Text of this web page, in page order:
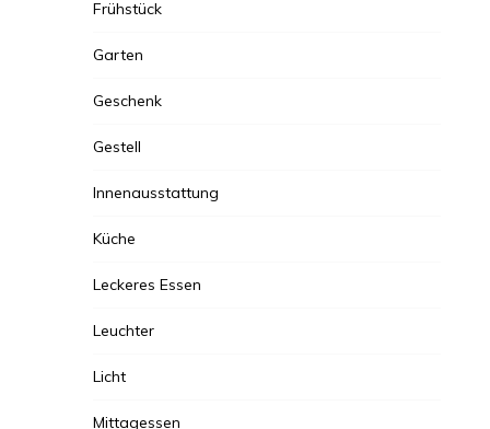
Frühstück
Garten
Geschenk
Gestell
Innenausstattung
Küche
Leckeres Essen
Leuchter
Licht
Mittagessen